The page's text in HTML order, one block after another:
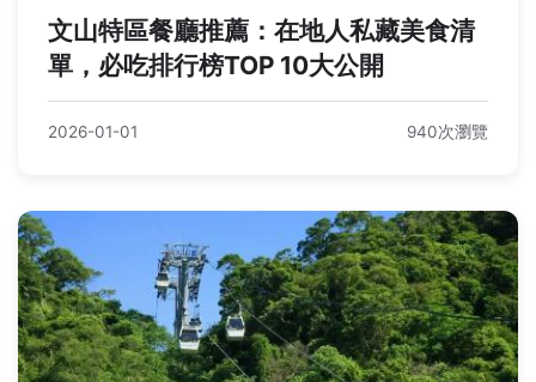
文山特區餐廳推薦：在地人私藏美食清
單，必吃排行榜TOP 10大公開
2026-01-01 940次瀏覽